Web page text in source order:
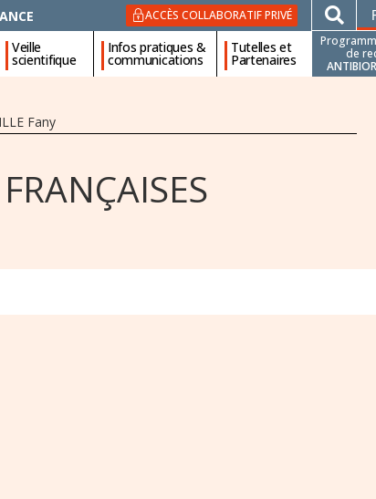
ACCÈS COLLABORATIF PRIVÉ
Veille
scientifique
Infos pratiques &
communications
Tutelles et
Partenaires
de
Fany